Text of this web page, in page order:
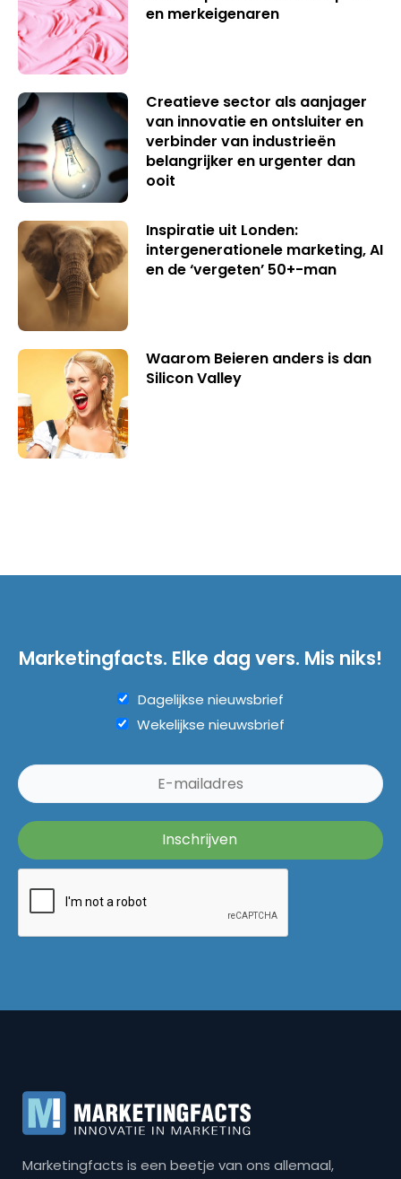
en merkeigenaren
Creatieve sector als aanjager
van innovatie en ontsluiter en
verbinder van industrieën
belangrijker en urgenter dan
ooit
Inspiratie uit Londen:
intergenerationele marketing, AI
en de ‘vergeten’ 50+-man
Waarom Beieren anders is dan
Silicon Valley
Marketingfacts. Elke dag vers. Mis niks!
Dagelijkse nieuwsbrief
Wekelijkse nieuwsbrief
Marketingfacts is een beetje van ons allemaal,